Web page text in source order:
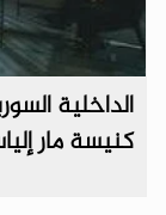
الداخلية
كنيسة مار